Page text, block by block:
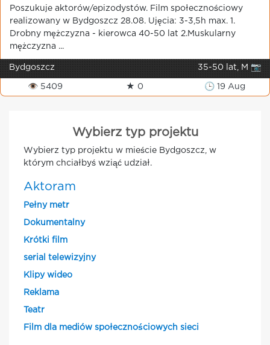
Poszukuje aktorów/epizodystów. Film społecznościowy
realizowany w Bydgoszcz 28.08. Ujęcia: 3-3,5h max. 1.
Drobny mężczyzna - kierowca 40-50 lat 2.Muskularny
mężczyzna ...
Bydgoszcz 35-50 lat, M 📷
👁 5409 ★ 0 🕒 19 Aug
Wybierz typ projektu
Wybierz typ projektu w mieście Bydgoszcz, w
którym chciałbyś wziąć udział.
Aktoram
Pełny metr
Dokumentalny
Krótki film
serial telewizyjny
Klipy wideo
Reklama
Teatr
Film dla mediów społecznościowych sieci